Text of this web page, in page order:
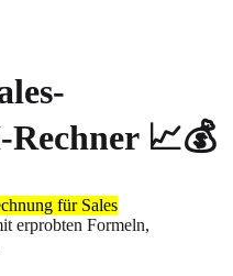
📈💰
für Sales
erprobten Formeln,